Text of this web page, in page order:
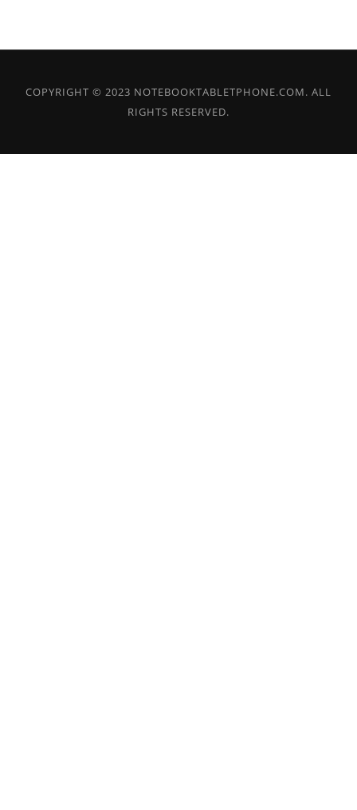
COPYRIGHT © 2023 NOTEBOOKTABLETPHONE.COM. ALL
RIGHTS RESERVED.